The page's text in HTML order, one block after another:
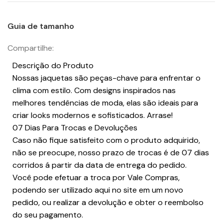
Guia de tamanho
Compartilhe:
Descrição do Produto
Nossas jaquetas são peças-chave para enfrentar o
clima com estilo. Com designs inspirados nas
melhores tendências de moda, elas são ideais para
criar looks modernos e sofisticados. Arrase!
07 Dias Para Trocas e Devoluções
Caso não fique satisfeito com o produto adquirido,
não se preocupe, nosso prazo de trocas é de 07 dias
corridos á partir da data de entrega do pedido.
Você pode efetuar a troca por Vale Compras,
podendo ser utilizado aqui no site em um novo
pedido, ou realizar a devolução e obter o reembolso
do seu pagamento.